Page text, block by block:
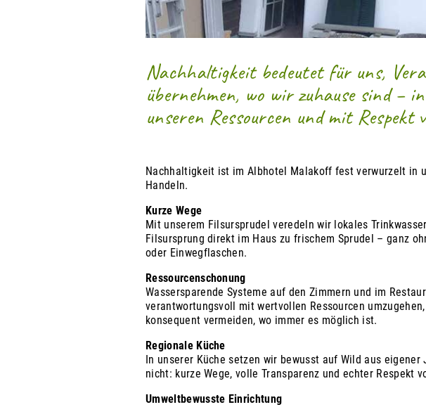
Nachhaltigkeit bedeutet für uns,
übernehmen, wo wir zuhause sind –
unseren Ressourcen und mit
Nachhaltigkeit ist im Albhotel Malakoff fest verwurzelt in
Handeln.
Kurze Wege
Mit unserem Filsursprudel veredeln wir lokales
Filsursprung direkt im Haus zu frischem Sprudel – ganz
oder Einwegflaschen.
Ressourcenschonung
Wassersparende Systeme auf den Zimmern und im
verantwortungsvoll mit wertvollen Ressourcen umzugehen,
konsequent vermeiden, wo immer es möglich ist.
Regionale Küche
In unserer Küche setzen wir bewusst auf Wild aus
nicht: kurze Wege, volle Transparenz und echter Respekt
Umweltbewusste Einrichtung